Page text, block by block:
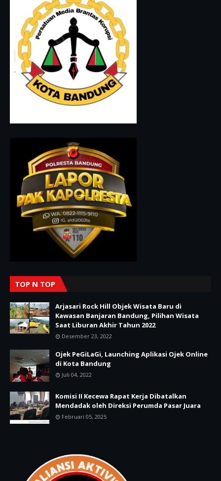
TOP N TOP
Arjasari Rock Hill Objek Wisata Baru di
Kawasan Banjaran Bandung, Pilihan Wisata
Saat Liburan Akhir Tahun 2022
Desember 23, 2022
Ojek PeGiLaGi, Launching Aplikasi Ojek Online
di Kota Bandung
Juli 04, 2022
Komisi II Kecewa Rapat Kerja Dibatalkan
Mendadak oleh Direksi Perumda Pasar Juara
Februari 05, 2025